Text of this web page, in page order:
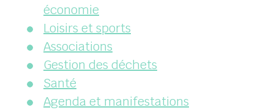
économie
Loisirs et sports
Associations
Gestion des déchets
Santé
Agenda et manifestations